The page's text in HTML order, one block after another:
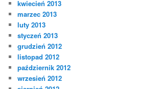
kwiecień 2013
marzec 2013
luty 2013
styczeń 2013
grudzień 2012
listopad 2012
październik 2012
wrzesień 2012